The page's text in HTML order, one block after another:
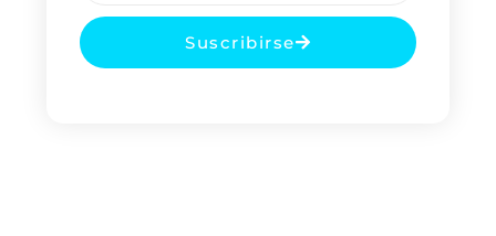
Suscribirse